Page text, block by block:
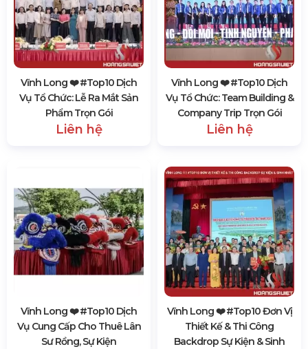
Vĩnh Long ❤️️ #top10 Dịch
Vụ Tổ Chức: Lễ Ra Mắt Sản
Phẩm Trọn Gói
Liên hệ
Vĩnh Long ❤️️ #top10 Dịch
Vụ Tổ Chức: Team Building &
Company Trip Trọn Gói
Liên hệ
Vĩnh Long ❤️️ #top10 Dịch
Vụ Cung Cấp Cho Thuê Lân
Sư Rồng, Sự Kiện
Vĩnh Long ❤️️ #top10 Đơn Vị
Thiết Kế & Thi Công
Backdrop Sự Kiện & Sinh